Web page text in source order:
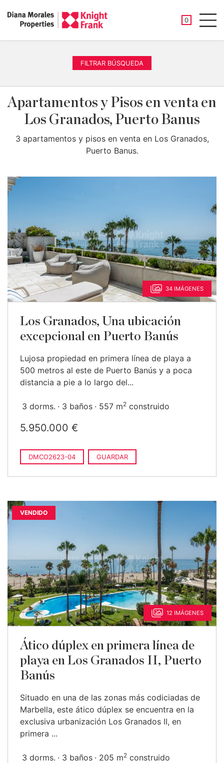
0
FILTRAR BÚSQUEDA
Apartamentos y Pisos en venta en
Los Granados, Puerto Banus
3 apartamentos y pisos en venta en Los Granados,
Puerto Banus.
34 IMÁGENES
Los Granados, Una ubicación
excepcional en Puerto Banús
Lujosa propiedad en primera línea de playa a
500 metros al este de Puerto Banús y a poca
distancia a pie a lo largo del...
3 dorms. 3 baños 557 m2 construido
5.950.000 €
DMCO2623-04 GUARDAR
VENDIDO
12 IMÁGENES
Ático dúplex en primera línea de
playa en Los Granados II, Puerto
Banús
Situado en una de las zonas más codiciadas de
Marbella, este ático dúplex se encuentra en la
exclusiva urbanización Los Granados II, en
primera ...
3 dorms. 3 baños 205 m2 construido